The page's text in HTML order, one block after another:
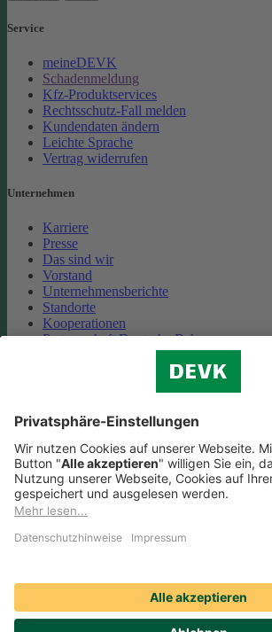
Service
meineDEVK
Schadenmeldung
Kfz-Produktservices
Rechtsschutz-Fall melden
Kundendaten ändern
Leichte Sprache
Vertrag widerrufen
Unternehmen
Karriere
Presse
Das sind wir
Vorstand
Unternehmensberichte
Standorte
Kooperationen
Partnerschaft Deutsche Bahn
Cookie-Einstellungen
Datenschutz
Impressum
Streitbeilegung
Nutzungshinweise
Compliance
Social Media Icons sowie Verlinkungen, die mit